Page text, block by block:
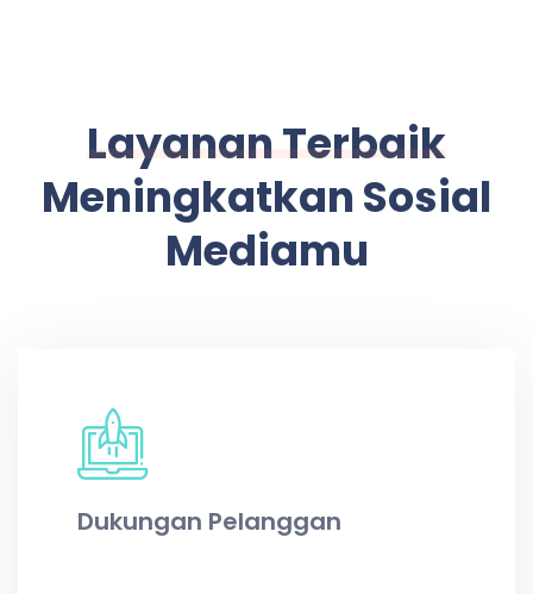
Layanan Terbaik
Meningkatkan Sosial
Mediamu
Dukungan Pelanggan